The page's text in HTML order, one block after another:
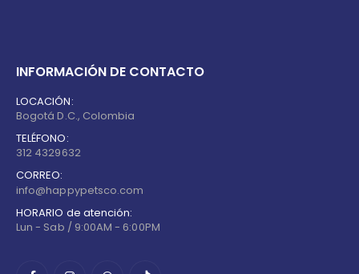
INFORMACIÓN DE CONTACTO
LOCACIÓN:
Bogotá D.C., Colombia
TELÉFONO:
312 4329632
CORREO:
info@happypetsco.com
HORARIO de atención:
Lun - Sab / 9:00AM - 6:00PM